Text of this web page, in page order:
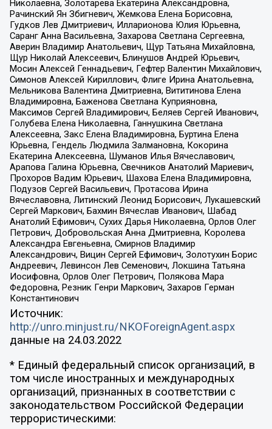
Николаевна, Золотарева Екатерина Александровна,
Рачинский Ян Збигневич, Жемкова Елена Борисовна,
Гудков Лев Дмитриевич, Илларионова Юлия Юрьевна,
Саранг Анна Васильевна, Захарова Светлана Сергеевна,
Аверин Владимир Анатольевич, Щур Татьяна Михайловна,
Щур Николай Алексеевич, Блинушов Андрей Юрьевич,
Мосин Алексей Геннадьевич, Гефтер Валентин Михайлович,
Симонов Алексей Кириллович, Флиге Ирина Анатольевна,
Мельникова Валентина Дмитриевна, Вититинова Елена
Владимировна, Баженова Светлана Куприяновна,
Максимов Сергей Владимирович, Беляев Сергей Иванович,
Голубева Елена Николаевна, Ганнушкина Светлана
Алексеевна, Закс Елена Владимировна, Буртина Елена
Юрьевна, Гендель Людмила Залмановна, Кокорина
Екатерина Алексеевна, Шуманов Илья Вячеславович,
Арапова Галина Юрьевна, Свечников Анатолий Мариевич,
Прохоров Вадим Юрьевич, Шахова Елена Владимировна,
Подузов Сергей Васильевич, Протасова Ирина
Вячеславовна, Литинский Леонид Борисович, Лукашевский
Сергей Маркович, Бахмин Вячеслав Иванович, Шабад
Анатолий Ефимович, Сухих Дарья Николаевна, Орлов Олег
Петрович, Добровольская Анна Дмитриевна, Королева
Александра Евгеньевна, Смирнов Владимир
Александрович, Вицин Сергей Ефимович, Золотухин Борис
Андреевич, Левинсон Лев Семенович, Локшина Татьяна
Иосифовна, Орлов Олег Петрович, Полякова Мара
Федоровна, Резник Генри Маркович, Захаров Герман
Константинович
Источник:
http://unro.minjust.ru/NKOForeignAgent.aspx
данные на 24.03.2022
* Единый федеральный список организаций, в
том числе иностранных и международных
организаций, признанных в соответствии с
законодательством Российской Федерации
террористическими: